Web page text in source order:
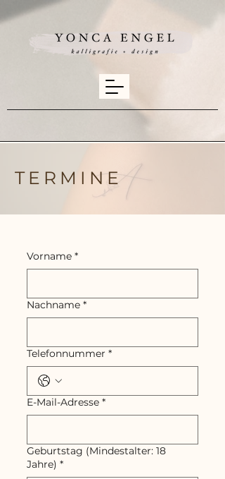
TERMINE
Vorname *
Nachname *
Telefonnummer *
E-Mail-Adresse *
Geburtstag (Mindestalter: 18
Jahre) *